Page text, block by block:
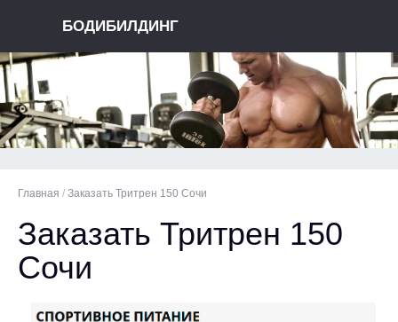
БОДИБИЛДИНГ
Главная / Заказать Тритрен 150 Сочи
Заказать Тритрен 150
Сочи